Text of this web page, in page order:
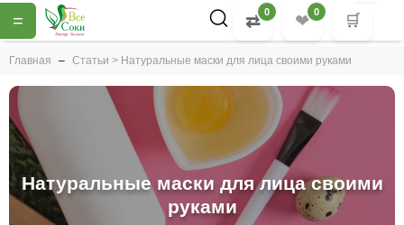
= ⇄ 0 ❤ 0 🛒
Главная Статьи > Натуральные маски для лица своими руками
Натуральные маски для лица своими
руками